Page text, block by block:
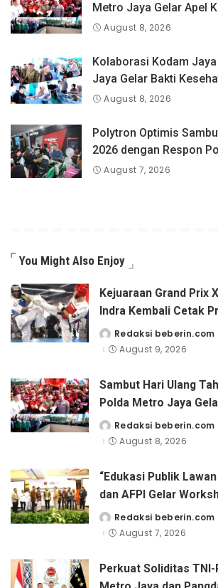
Metro Jaya Gelar Apel
August 8, 2026
Kolaborasi Kodam
Jaya Gelar Bakti
August 8, 2026
Polytron Optimis
2026 dengan Respon
August 7, 2026
You Might Also Enjoy
Kejuaraan Grand Prix
Indra Kembali Cetak
Posted
by
Redaksi beberin.com
August 9, 2026
Sambut Hari Ulang
Polda Metro Jaya
Kebangsaan
Posted
by
Redaksi beberin.com
August 8, 2026
“Edukasi Publik
dan AFPI Gelar
Posted
by
Redaksi beberin.com
August 7, 2026
Perkuat Soliditas